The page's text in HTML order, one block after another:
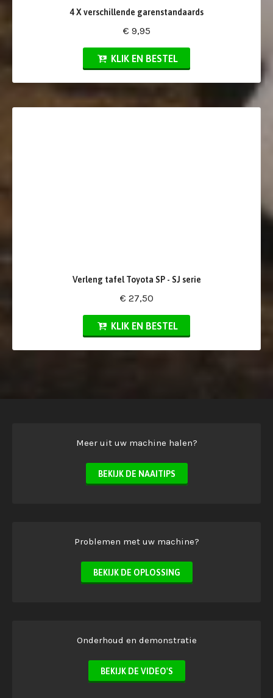
4 X verschillende garenstandaards
€ 9,95
KLIK EN BESTEL
Verleng tafel Toyota SP - SJ serie
€ 27,50
KLIK EN BESTEL
Meer uit uw machine halen?
BEKIJK DE NAAITIPS
Problemen met uw machine?
BEKIJK DE OPLOSSING
Onderhoud en demonstratie
BEKIJK DE VIDEO'S